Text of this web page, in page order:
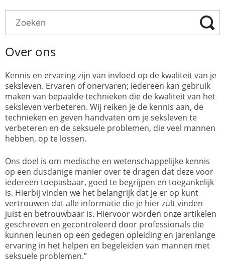
Over ons
Kennis en ervaring zijn van invloed op de kwaliteit van je
seksleven. Ervaren of onervaren; iedereen kan gebruik
maken van bepaalde technieken die de kwaliteit van het
seksleven verbeteren. Wij reiken je de kennis aan, de
technieken en geven handvaten om je seksleven te
verbeteren en de seksuele problemen, die veel mannen
hebben, op te lossen.
Ons doel is om medische en wetenschappelijke kennis
op een dusdanige manier over te dragen dat deze voor
iedereen toepasbaar, goed te begrijpen en toegankelijk
is. Hierbij vinden we het belangrijk dat je er op kunt
vertrouwen dat alle informatie die je hier zult vinden
juist en betrouwbaar is. Hiervoor worden onze artikelen
geschreven en gecontroleerd door professionals die
kunnen leunen op een gedegen opleiding en jarenlange
ervaring in het helpen en begeleiden van mannen met
seksuele problemen.”